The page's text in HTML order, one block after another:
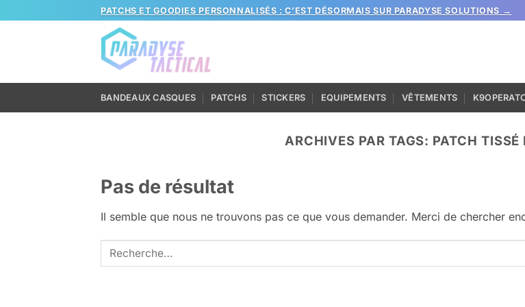
au
PATCHS ET GOODIES PERSONNALISÉS : C’EST DÉSORMAIS SUR PARADYSE SOLUTIONS →
BANDEAUX CASQUES PATCHS STICKERS EQUIPEMENTS VÊTEMENTS
ARCHIVES PAR TAGS: PATCH TISSÉ
Pas de résultat
Il semble que nous ne trouvons pas ce que vous demander. Merci de chercher